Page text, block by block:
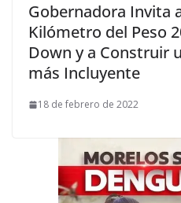
Gobernadora Invita
Kilómetro del Peso
Down y a Construir
más Incluyente
18 de febrero de 2022